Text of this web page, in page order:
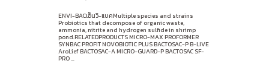
ENVI-BACเอ็นวิ-แบคMultiple species and strains
Probiotics that decompose of organic waste,
ammonia, nitrite and hydrogen sulfide in shrimp
pond.RELATEDPRODUCTS MICRO-MAX PROFORMER
SYNBAC PROFIT NOVOBIOTIC PLUS BACTOSAC-P B-LIVE
AroLief BACTOSAC-A MICRO-GUARD-P BACTOSAC SF-
PRO ...